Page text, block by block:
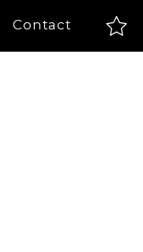
Contact